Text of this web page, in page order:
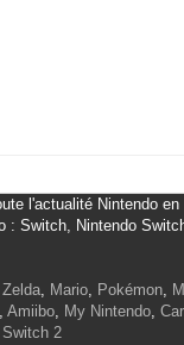
l'actualité Nintendo en
: Switch, Nintendo
Zelda, Mario, Pokémon,
, Amiibo, My Nintendo,
Switch 2